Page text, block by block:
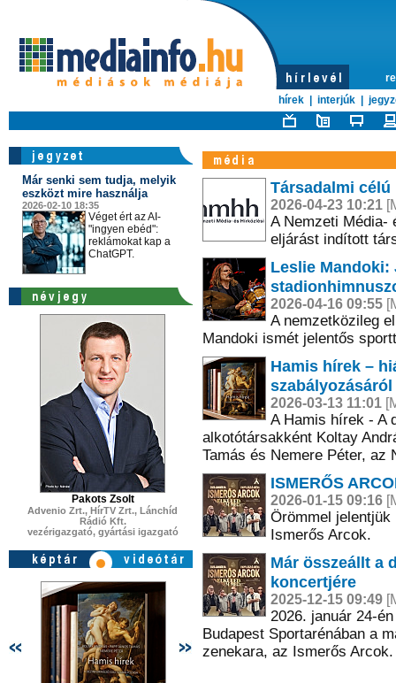
hírek
interjúk
Már senki sem tudja, melyik
eszközt mire használja
2026-02-10 18:35
Véget ért az AI-
"ingyen ebéd":
reklámokat kap a
ChatGPT.
Pakots Zsolt
Advenio Zrt., HírTV Zrt., Lánchíd
Rádió Kft.
vezérigazgató, gyártási igazgató
Társadalmi
2026-04-23 10:21
A Nemzeti Média-
eljárást indított
Leslie
2026-04-16 09:55
A nemzetközileg
Mandoki ismét jelentős
Hamis hírek –
szabályozásáról
2026-03-13 11:01
A Hamis hírek - A
alkotótársakként Koltay
Tamás és Nemere Péter,
ISMERŐS
2026-01-15 09:16
Örömmel
Ismerős Arcok.
Már összeállt a
koncertjére
2025-12-15 09:49
2026. január 24-
Budapest Sportarénában a
zenekara, az Ismerős Arcok.